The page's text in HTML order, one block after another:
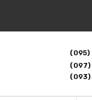
(095)
(097)
(093)